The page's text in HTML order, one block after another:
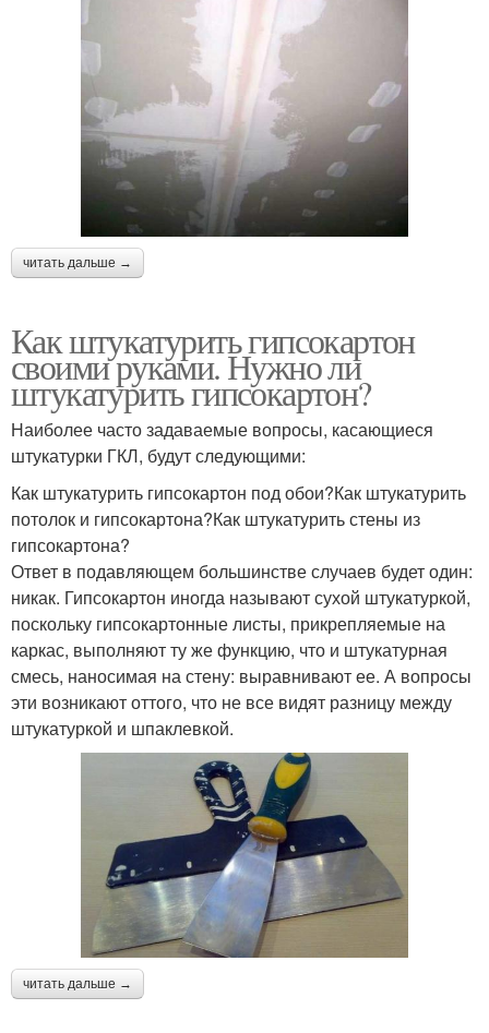
читать дальше →
Как штукатурить гипсокартон
своими руками. Нужно ли
штукатурить гипсокартон?
Наиболее часто задаваемые вопросы, касающиеся
штукатурки ГКЛ, будут следующими:
Как штукатурить гипсокартон под обои?Как штукатурить
потолок и гипсокартона?Как штукатурить стены из
гипсокартона?
Ответ в подавляющем большинстве случаев будет один:
никак. Гипсокартон иногда называют сухой штукатуркой,
поскольку гипсокартонные листы, прикрепляемые на
каркас, выполняют ту же функцию, что и штукатурная
смесь, наносимая на стену: выравнивают ее. А вопросы
эти возникают оттого, что не все видят разницу между
штукатуркой и шпаклевкой.
читать дальше →